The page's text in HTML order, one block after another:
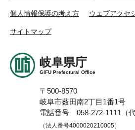
個人情報保護の考え方 ウェブアクセ
サイトマップ
岐阜県庁
GIFU Prefectural Office
〒500-8570
岐阜市薮田南2丁目1番1号
電話番号 058-272-1111（代
（法人番号4000020210005）